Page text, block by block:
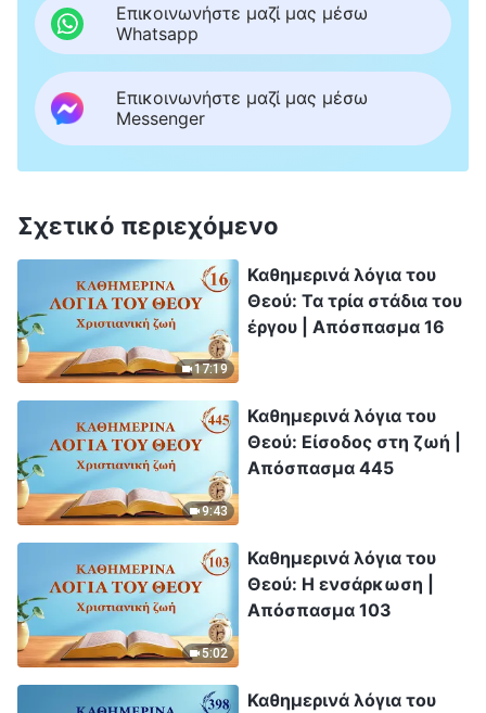
Επικοινωνήστε μαζί μας μέσω
Whatsapp
Επικοινωνήστε μαζί μας μέσω
Messenger
Σχετικό περιεχόμενο
17:19
Καθημερινά λόγια του
Θεού: Τα τρία στάδια του
έργου | Απόσπασμα 16
9:43
Καθημερινά λόγια του
Θεού: Είσοδος στη ζωή |
Απόσπασμα 445
5:02
Καθημερινά λόγια του
Θεού: Η ενσάρκωση |
Απόσπασμα 103
Καθημερινά λόγια του